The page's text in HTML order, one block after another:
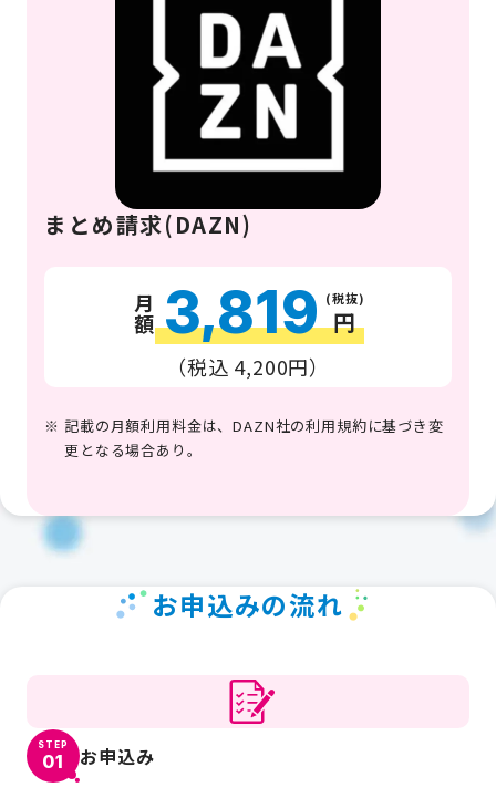
まとめ請求(DAZN)
月額 3,819 (税抜)
円
（税込 4,200円）
記載の月額利用料金は、DAZN社の利用規約に基づき変
更となる場合あり。
お申込みの流れ
STEP
01 お申込み